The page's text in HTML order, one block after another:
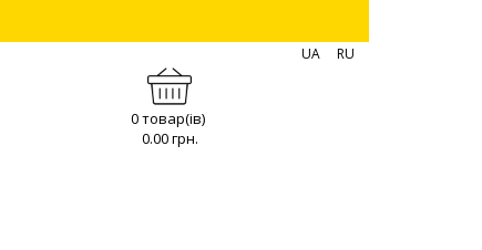
0 товар(ів)
0.00 грн.
UA RU